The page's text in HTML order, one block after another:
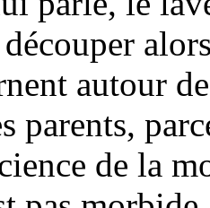
découper
autour
parents,
de la